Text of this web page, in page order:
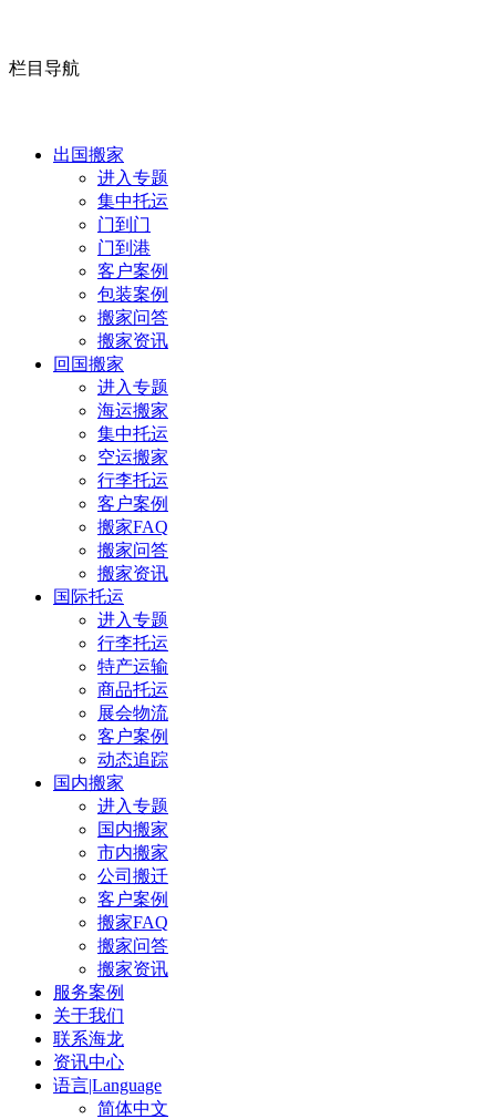
栏目导航
出国搬家
进入专题
集中托运
门到门
门到港
客户案例
包装案例
搬家问答
搬家资讯
回国搬家
进入专题
海运搬家
集中托运
空运搬家
行李托运
客户案例
搬家FAQ
搬家问答
搬家资讯
国际托运
进入专题
行李托运
特产运输
商品托运
展会物流
客户案例
动态追踪
国内搬家
进入专题
国内搬家
市内搬家
公司搬迁
客户案例
搬家FAQ
搬家问答
搬家资讯
服务案例
关于我们
联系海龙
资讯中心
语言|Language
简体中文